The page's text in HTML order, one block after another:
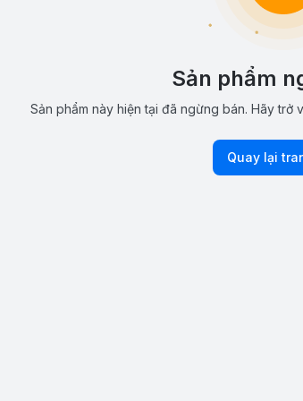
Sản phẩm
Sản phẩm này hiện tại đã ngừng bán. Hãy trở
Quay lại